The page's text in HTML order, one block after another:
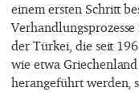
einem ersten Schritt
der Türkei, die seit
wie etwa
herangeführt werden,